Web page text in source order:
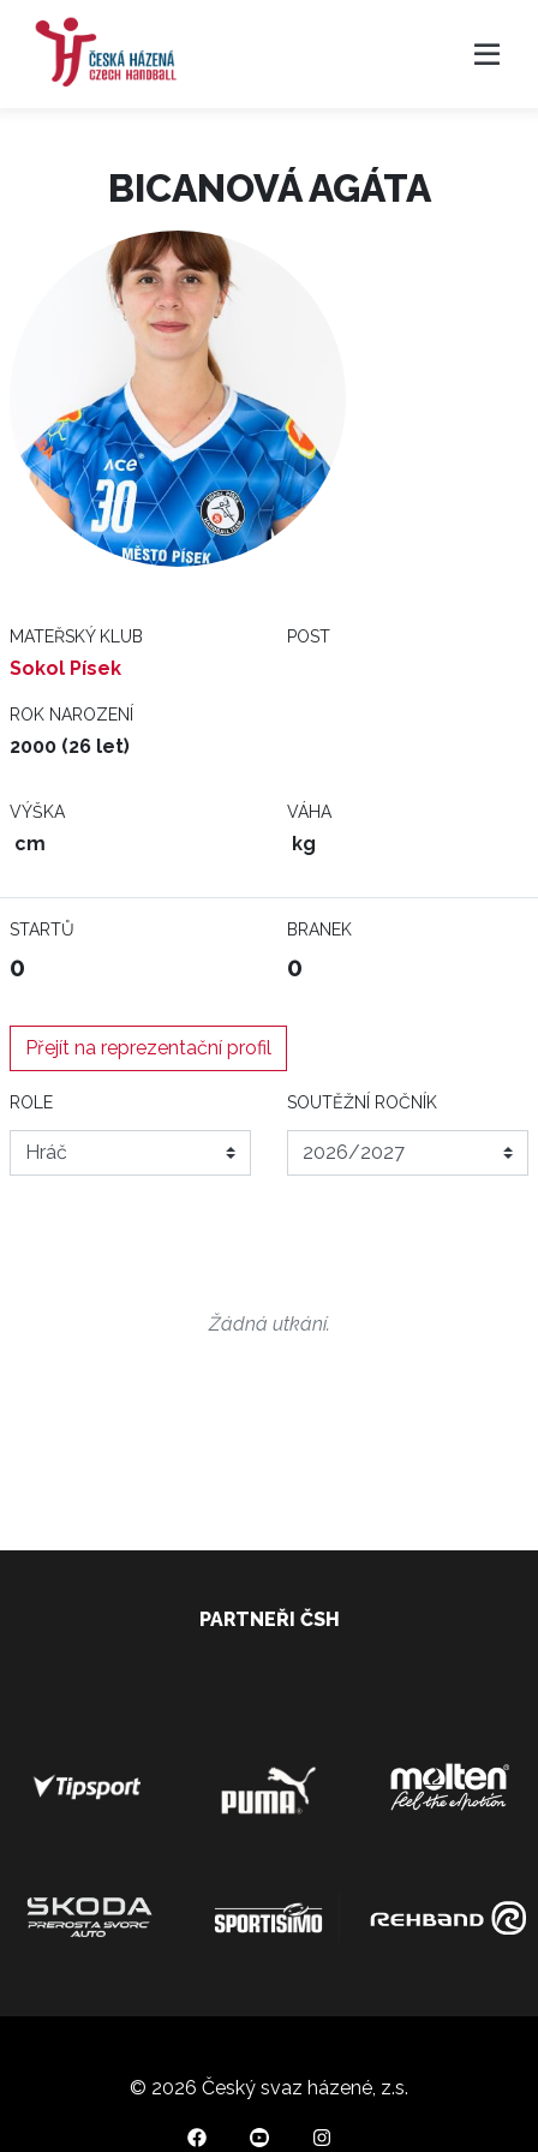
BICANOVÁ AGÁTA
MATEŘSKÝ KLUB
Sokol Písek
POST
ROK NAROZENÍ
2000 (26 let)
VÝŠKA
cm
VÁHA
kg
STARTŮ
0
BRANEK
0
Přejít na reprezentační profil
ROLE SOUTĚŽNÍ ROČNÍK
Žádná utkání.
PARTNEŘI ČSH
© 2026 Český svaz házené, z.s.